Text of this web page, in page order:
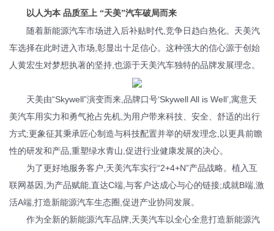
以人为本 品质至上 “天美”汽车破局而来
随着新能源汽车市场进入后补贴时代,竞争日趋白热化。天美汽
车选择在此时进入市场,彰显出十足信心。这种强大的信心源于创始
人黄宏生对梦想执著的坚持,也源于天美汽车独特的品牌发展理念。
天美由“Skywell”演变而来,品牌口号‘Skywell All is Well’,寓意天
美汽车用实力和勇气抢占先机,为用户带来科技、安全、舒适的出行
方式;更象征其秉承匠心制造与科技配置并举的研发理念,以更具前瞻
性的研发和产品,重塑绿水青山,促进行业健康发展的决心。
为了更好地服务客户,天美汽车实行“2+4+N”产品战略。植入互
联网基因,为产品赋能,直达C端,与客户达成心与心的链接;成就B端,激
活A端,打造新能源汽车生态圈,促进产业协同发展。
作为全新的新能源汽车品牌,天美汽车以全心全意打造新能源汽